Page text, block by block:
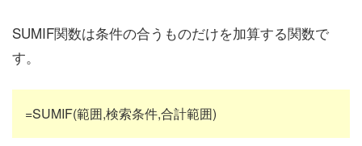
SUMIF関数は条件の合うものだけを加算する関数で
す。
=SUMIF(範囲,検索条件,合計範囲)